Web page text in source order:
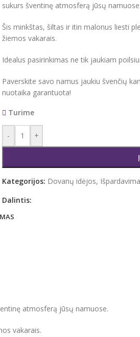
sukurs šventinę atmosferą jūsų
Šis minkštas, šiltas ir itin malonus liesti
žiemos vakarais.
Idealus pasirinkimas ne tik jaukiam
Paverskite savo namus jaukiu švenčių
nuotaika garantuota!
Turime
- +
Kategorijos: Dovanų idėjos,
Dalintis:
atmosferą jūsų namuose.
vakarais.